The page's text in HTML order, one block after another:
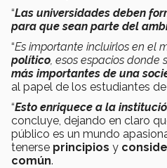
“Las universidades deben
para que sean parte del
“Es importante incluirlos en el
político , esos espacios donde
más importantes de una
al papel de los estudiantes
“Esto enriquece a la
concluye, dejando en claro
público es un mundo
tenerse principios y
común.